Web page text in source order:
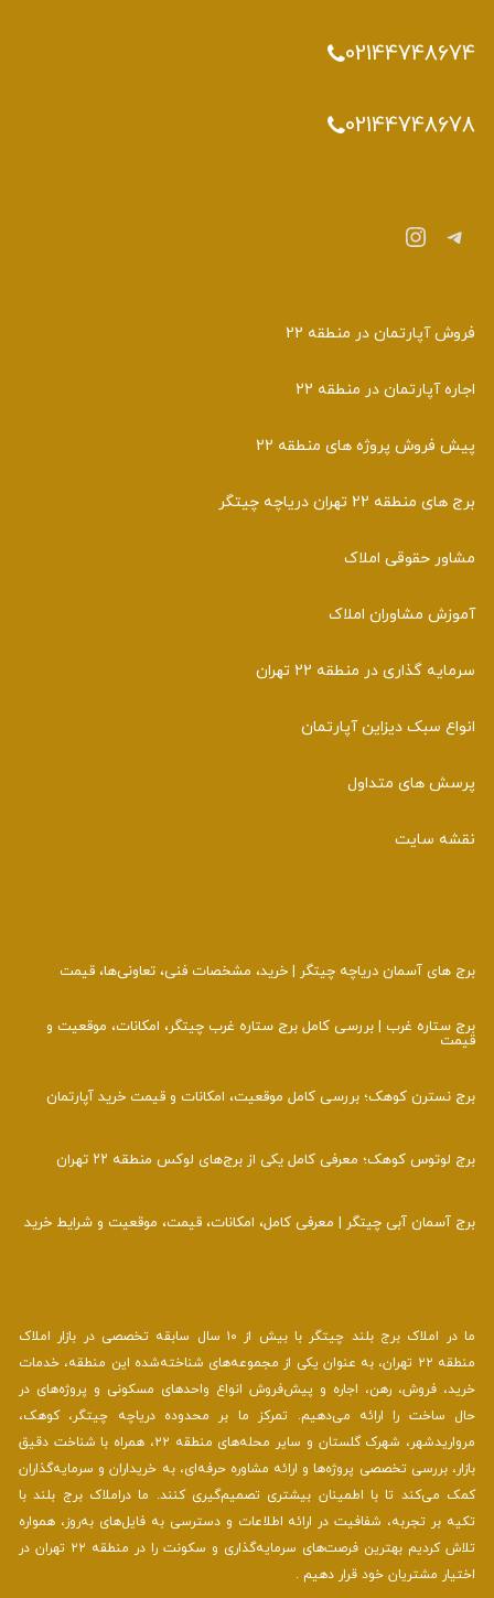
02144748674
02144748678
تلگراماینستاگرم
فروش آپارتمان در منطقه 22
اجاره آپارتمان در منطقه 22
پیش فروش پروژه های منطقه 22
برج های منطقه 22 تهران دریاچه چیتگر
مشاور حقوقی املاک
آموزش مشاوران املاک
سرمایه گذاری در منطقه 22 تهران
انواع سبک دیزاین آپارتمان
پرسش های متداول
نقشه سایت
برج‌ های آسمان دریاچه چیتگر | خرید، مشخصات فنی، تعاونی‌ها، قیمت
برج ستاره غرب | بررسی کامل برج ستاره غرب چیتگر، امکانات، موقعیت و
قیمت
برج نسترن کوهک؛ بررسی کامل موقعیت، امکانات و قیمت خرید آپارتمان
برج لوتوس کوهک؛ معرفی کامل یکی از برج‌های لوکس منطقه ۲۲ تهران
برج آسمان آبی چیتگر | معرفی کامل، امکانات، قیمت، موقعیت و شرایط خرید
ما در املاک برج بلند چیتگر با بیش از ۱۰ سال سابقه تخصصی در بازار املاک
منطقه ۲۲ تهران، به عنوان یکی از مجموعه‌های شناخته‌شده این منطقه، خدمات
خرید، فروش، رهن، اجاره و پیش‌فروش انواع واحدهای مسکونی و پروژه‌های در
حال ساخت را ارائه می‌دهیم. تمرکز ما بر محدوده دریاچه چیتگر، کوهک،
مرواریدشهر، شهرک گلستان و سایر محله‌های منطقه ۲۲، همراه با شناخت دقیق
بازار، بررسی تخصصی پروژه‌ها و ارائه مشاوره حرفه‌ای، به خریداران و سرمایه‌گذاران
کمک می‌کند تا با اطمینان بیشتری تصمیم‌گیری کنند. ما دراملاک برج بلند با
تکیه بر تجربه، شفافیت در ارائه اطلاعات و دسترسی به فایل‌های به‌روز، همواره
تلاش کردیم بهترین فرصت‌های سرمایه‌گذاری و سکونت را در منطقه ۲۲ تهران در
اختیار مشتریان خود قرار دهیم .